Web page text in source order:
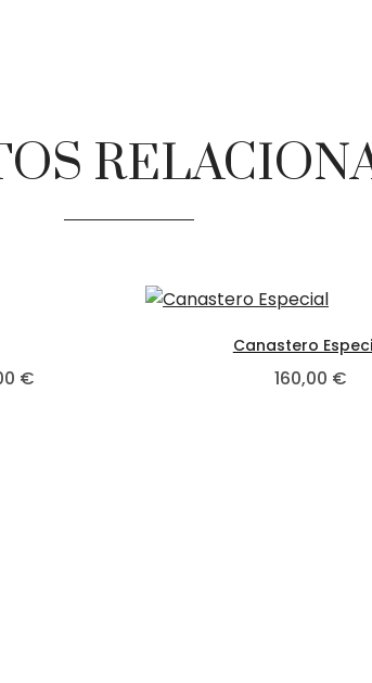
Las opciones se pueden elegir en la
264,00 €
Este producto tiene múltiples
€ Rango de precios: desde 266,00 €
Canastero
160,00 €